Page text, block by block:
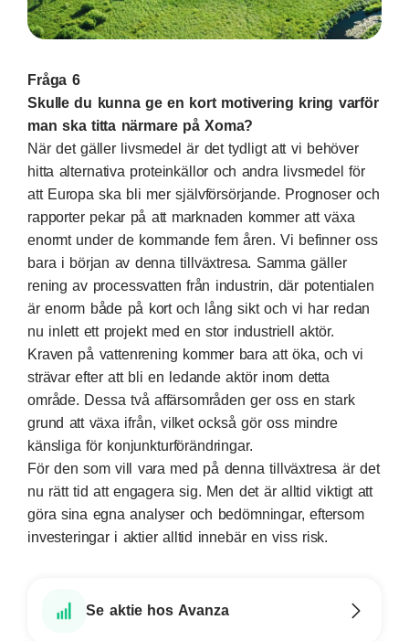
Fråga 6
Skulle du kunna ge en kort motivering kring varför
man ska titta närmare på Xoma?
När det gäller livsmedel är det tydligt att vi behöver
hitta alternativa proteinkällor och andra livsmedel för
att Europa ska bli mer självförsörjande. Prognoser och
rapporter pekar på att marknaden kommer att växa
enormt under de kommande fem åren. Vi befinner oss
bara i början av denna tillväxtresa. Samma gäller
rening av processvatten från industrin, där potentialen
är enorm både på kort och lång sikt och vi har redan
nu inlett ett projekt med en stor industriell aktör.
Kraven på vattenrening kommer bara att öka, och vi
strävar efter att bli en ledande aktör inom detta
område. Dessa två affärsområden ger oss en stark
grund att växa ifrån, vilket också gör oss mindre
känsliga för konjunkturförändringar.
För den som vill vara med på denna tillväxtresa är det
nu rätt tid att engagera sig. Men det är alltid viktigt att
göra sina egna analyser och bedömningar, eftersom
investeringar i aktier alltid innebär en viss risk.
Se aktie hos Avanza